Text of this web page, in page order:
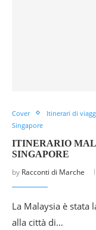
Cover Itinerari di
Singapore
ITINERARIO
SINGAPORE
by Racconti di Marche
La Malaysia è stata
alla città di…